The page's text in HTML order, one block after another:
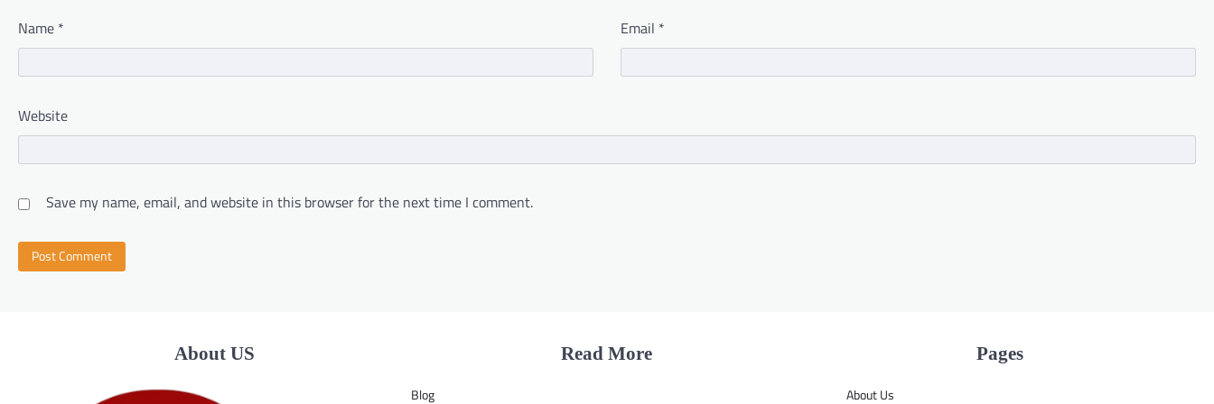
Name * Email *
Website
Save my name, email, and website in this browser for the next time I comment.
About US Read More
Blog
Pages
About Us